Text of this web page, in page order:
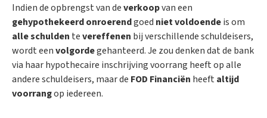
Indien de opbrengst van deverkoopvan een
gehypothekeerd onroerendgoed niet voldoendeis om
alleschulden tevereffenen bij verschillende schuldeisers,
wordt eenvolgordegehanteerd. Je zou denken dat de bank
via haar hypothecaire inschrijving voorrang heeft op alle
andere schuldeisers, maar de FOD Financiën heeft altijd
voorrangop iedereen.